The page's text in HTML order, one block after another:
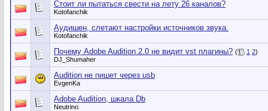
Стоит ли пытаться свести на лету 26 каналов?
Kotofanchik
Аудишен, слетают настройки источников звука.
Kotofanchik
Почему Adobe Audition 2.0 не видит vst плагины? ( 1 2)
DJ_Shumaher
Audition не пишет через usb
EvgenKa
Adobe Audition, шкала Db
Neutrino